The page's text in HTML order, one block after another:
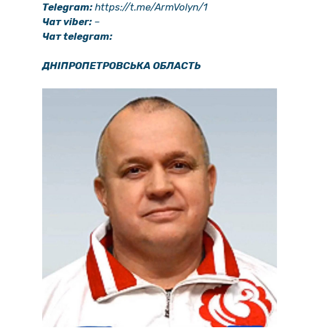
Telegram: https://t.me/ArmVolyn/1
Чат viber: –
Чат telegram:
ДНІПРОПЕТРОВСЬКА ОБЛАСТЬ